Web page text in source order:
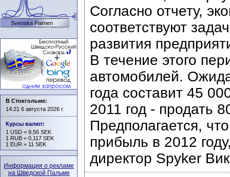
Согласно отчету,
соответствуют
развития
В течение этого
автомобилей.
года составит 45
2011 год - продать
Предполагается,
прибыль в 2012
директор Spyker
Svenska Palmen
В Стокгольме:
14:21 6 августа 2026 г.
Курсы валют:
1 USD = 9,56 SEK
1 RUB = 0,117 SEK
1 EUR = 11 SEK
Информация о рекламе
на Шведской Пальме